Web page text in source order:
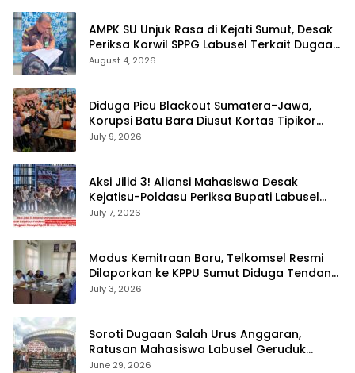
AMPK SU Unjuk Rasa di Kejati Sumut, Desak
Periksa Korwil SPPG Labusel Terkait Dugaan
Bobroknya Dapur Program MBG
August 4, 2026
Diduga Picu Blackout Sumatera-Jawa,
Korupsi Batu Bara Diusut Kortas Tipikor
Didukung P3H
July 9, 2026
Aksi Jilid 3! Aliansi Mahasiswa Desak
Kejatisu-Poldasu Periksa Bupati Labusel
Terkait Dugaan Korupsi Rp36 M dan ‘Misteri’
July 7, 2026
Modus Kemitraan Baru, Telkomsel Resmi
Dilaporkan ke KPPU Sumut Diduga Tendang
Pengusaha Lokal!
July 3, 2026
Soroti Dugaan Salah Urus Anggaran,
Ratusan Mahasiswa Labusel Geruduk
Kantor Gubernur Sumut Desak Pengusutan
June 29, 2026